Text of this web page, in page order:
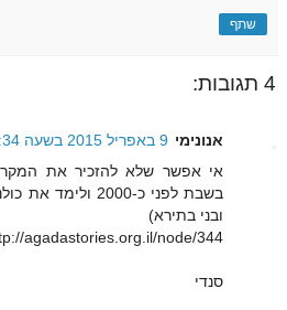
שתף
4 תגובות:
אנונימי 9 באפריל 2015 בשעה 10:34
אי אפשר שלא להזכיר את
בשבת לפני כ-2000
ובני בתירא)
agadastories.org.il/node/344
סנדי